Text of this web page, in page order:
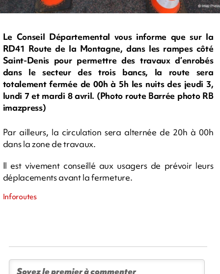
Le Conseil Départemental vous informe que sur la
RD41 Route de la Montagne, dans les rampes côté
Saint-Denis pour permettre des travaux d’enrobés
dans le secteur des trois bancs, la route sera
totalement fermée de 00h à 5h les nuits des jeudi 3,
lundi 7 et mardi 8 avril. (Photo route Barrée photo RB
imazpress)
Par ailleurs, la circulation sera alternée de 20h à 00h
dans la zone de travaux.
Il est vivement conseillé aux usagers de prévoir leurs
déplacements avant la fermeture.
Inforoutes